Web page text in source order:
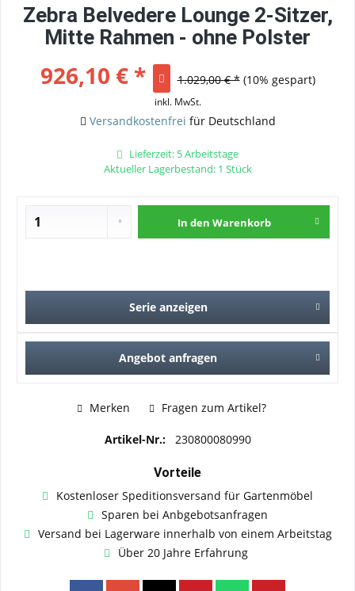
Zebra Belvedere Lounge 2-Sitzer,
Mitte Rahmen - ohne Polster
926,10 € * 1.029,00 € * (10% gespart)
inkl. MwSt.
Versandkostenfrei für Deutschland
Lieferzeit: 5 Arbeitstage
Aktueller Lagerbestand: 1 Stück
In den Warenkorb
Serie anzeigen
Angebot anfragen
Merken Fragen zum Artikel?
Artikel-Nr.: 230800080990
Vorteile
Kostenloser Speditionsversand für Gartenmöbel
Sparen bei Anbgebotsanfragen
Versand bei Lagerware innerhalb von einem Arbeitstag
Über 20 Jahre Erfahrung